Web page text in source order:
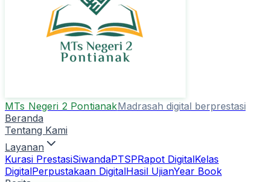
MTs Negeri 2 PontianakMadrasah digital berprestasi
Beranda
Tentang Kami
Layanan
Kurasi PrestasiSiwandaPTSPRapot DigitalKelas
DigitalPerpustakaan DigitalHasil UjianYear Book